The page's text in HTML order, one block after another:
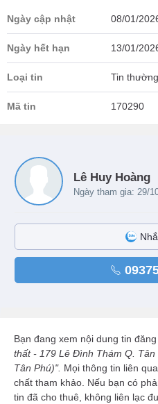
Ngày cập nhật 08/01/
Ngày hết hạn 13/01/
Loại tin Tin thường
Mã tin 170290
Lê Huy Hoàng
Ngày tham gia: 29/
Bạn đang xem nội dung tin đăng
thất - 179 Lê Đình Thám Q. Tân
Tân Phú)". Mọi thông tin liên
chất tham khảo. Nếu bạn có
tin đã cho thuê, không liên lạc